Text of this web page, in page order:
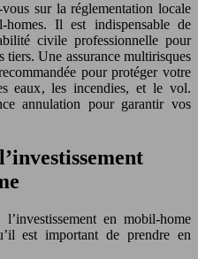
sur la réglementation locale
Il est indispensable de
civile professionnelle pour
tiers. Une assurance multirisques
pour protéger votre
eaux, les incendies, et le vol.
annulation pour garantir vos
en mobil-home
est important de prendre en